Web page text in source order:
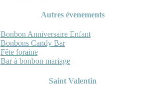
Autres évenements
Bonbon Anniversaire Enfant
Bonbons Candy Bar
Fête foraine
Bar à bonbon mariage
Saint Valentin